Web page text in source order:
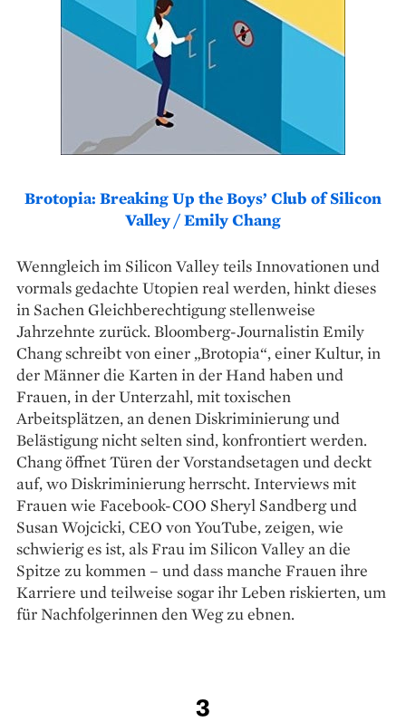
Brotopia: Breaking Up the Boys’ Club of Silicon
Valley / Emily Chang
Wenngleich im Silicon Valley teils Innovationen und
vormals gedachte Utopien real werden, hinkt dieses
in Sachen Gleichberechtigung stellenweise
Jahrzehnte zurück. Bloomberg-Journalistin Emily
Chang schreibt von einer „Brotopia“, einer Kultur, in
der Männer die Karten in der Hand haben und
Frauen, in der Unterzahl, mit toxischen
Arbeitsplätzen, an denen Diskriminierung und
Belästigung nicht selten sind, konfrontiert werden.
Chang öffnet Türen der Vorstandsetagen und deckt
auf, wo Diskriminierung herrscht. Interviews mit
Frauen wie Facebook-COO Sheryl Sandberg und
Susan Wojcicki, CEO von YouTube, zeigen, wie
schwierig es ist, als Frau im Silicon Valley an die
Spitze zu kommen – und dass manche Frauen ihre
Karriere und teilweise sogar ihr Leben riskierten, um
für Nachfolgerinnen den Weg zu ebnen.
3